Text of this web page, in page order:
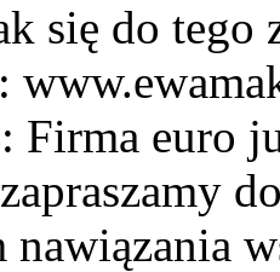
się do tego
: Firma euro